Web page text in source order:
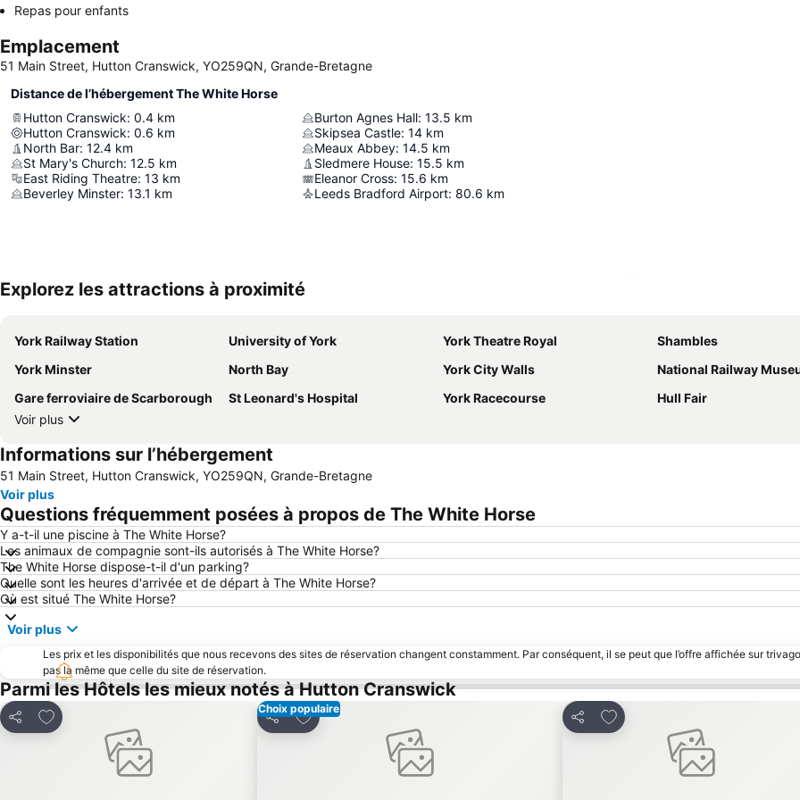
Repas pour enfants
Emplacement
51 Main Street, Hutton Cranswick, YO259QN, Grande-Bretagne
Distance de l’hébergement The White Horse
Hutton Cranswick: 0.4 km
Hutton Cranswick: 0.6 km
North Bar: 12.4 km
St Mary's Church: 12.5 km
East Riding Theatre: 13 km
Beverley Minster: 13.1 km
Burton Agnes Hall: 13.5 km
Skipsea Castle: 14 km
Meaux Abbey: 14.5 km
Sledmere House: 15.5 km
Eleanor Cross: 15.6 km
Leeds Bradford Airport: 80.6 km
Explorez les attractions à proximité
York Railway Station University of York York Theatre Royal
Shambles
York Minster
North Bay York City Walls
National Railway
Gare ferroviaire de Scarborough
St Leonard's Hospital York Racecourse
Hull Fair
Voir plus
Informations sur l’hébergement
51 Main Street, Hutton Cranswick, YO259QN, Grande-Bretagne
Voir plus
Questions fréquemment posées à propos de The White Horse
Y a-t-il une piscine à The White Horse?
Les animaux de compagnie sont-ils autorisés à The White Horse?
The White Horse dispose-t-il d'un parking?
Quelle sont les heures d'arrivée et de départ à The White Horse?
Où est situé The White Horse?
Voir plus
Les prix et les disponibilités que nous recevons des sites de réservation changent constamment. Par conséquent, il se peut que l’offre affichée sur
pas la même que celle du site de réservation.
Parmi les Hôtels les mieux notés à Hutton Cranswick
Partager
Ajouter à mes favoris Choix populaire
Partager
Ajouter à mes favoris
Partager
Ajouter à mes favoris